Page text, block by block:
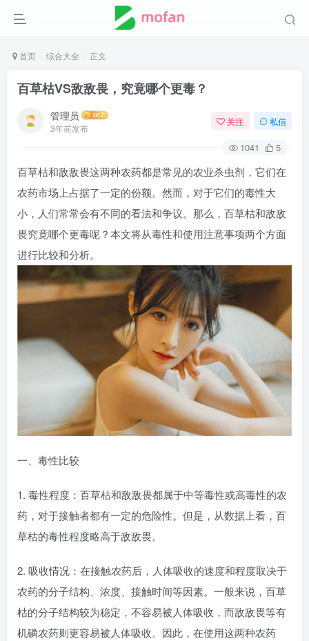
首页 综合大全 正文
百草枯VS敌敌畏，究竟哪个更毒？
管理员
3年前发布
关注 私信
1041 5
百草枯和敌敌畏这两种农药都是常见的农业杀虫剂，它们在
农药市场上占据了一定的份额。然而，对于它们的毒性大
小，人们常常会有不同的看法和争议。那么，百草枯和敌敌
畏究竟哪个更毒呢？本文将从毒性和使用注意事项两个方面
进行比较和分析。
一、毒性比较
1. 毒性程度：百草枯和敌敌畏都属于中等毒性或高毒性的农
药，对于接触者都有一定的危险性。但是，从数据上看，百
草枯的毒性程度略高于敌敌畏。
2. 吸收情况：在接触农药后，人体吸收的速度和程度取决于
农药的分子结构、浓度、接触时间等因素。一般来说，百草
枯的分子结构较为稳定，不容易被人体吸收，而敌敌畏等有
机磷农药则更容易被人体吸收。因此，在使用这两种农药